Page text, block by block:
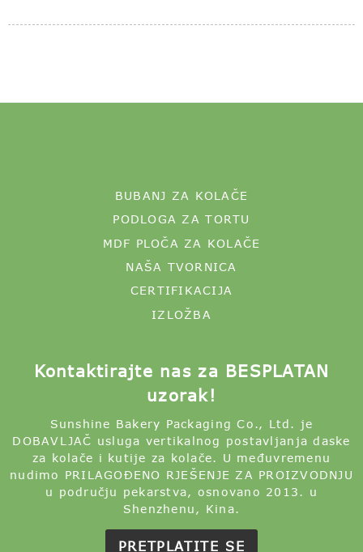
NAŠA TVORNICA
IZLOŽBA
Kontaktirajte nas za BESPLATAN
uzorak!
DOBAVLJAČ usluga vertikalnog postavljanja daske
za kolače i kutije za kolače. U međuvremenu
nudimo PRILAGOĐENO RJEŠENJE ZA PROIZVODNJU
Shenzhenu, Kina.
PRETPLATITE SE